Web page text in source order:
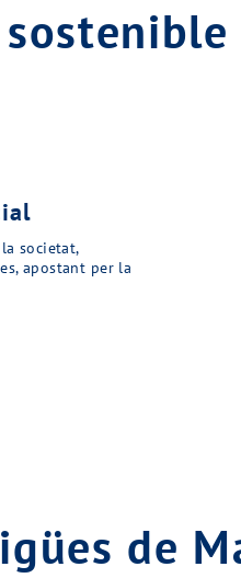
societat,
apostant per la
de